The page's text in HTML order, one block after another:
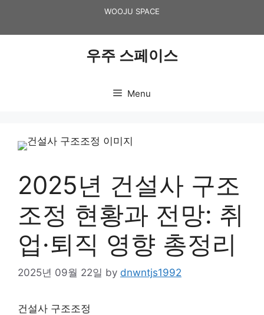
content
WOOJU SPACE
우주 스페이스
Menu
2025년 건설사 구조
조정 현황과 전망: 취
업·퇴직 영향 총정리
2025년 09월 22일 by dnwntjs1992
건설사 구조조정